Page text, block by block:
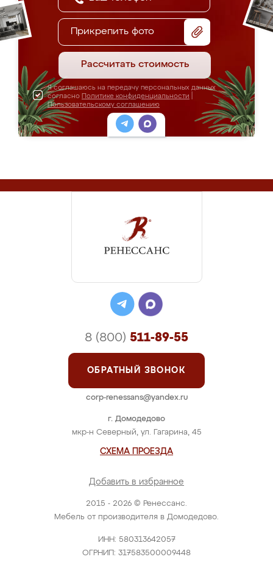
Прикрепить фото
Рассчитать стоимость
Я соглашаюсь на передачу персональных данных
согласно Политике конфиденциальности
Пользовательскому соглашению
2015 - 2026 © Ренессанс.
Мебель от производителя в Домодедово.
ИНН: 580313642057
ОГРНИП: 317583500009448
г. Домодедово
мкр-н Северный, ул. Гагарина, 45
СХЕМА ПРОЕЗДА
Добавить в избранное
8 (800) 511-89-55
ОБРАТНЫЙ ЗВОНОК
corp-renessans@yandex.ru